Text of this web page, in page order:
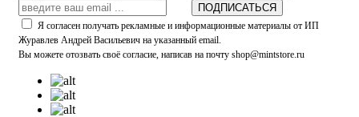
ПОДПИСАТЬСЯ
Я согласен получать рекламные и информационные материалы от ИП
Журавлев Андрей Васильевич на указанный email.
Вы можете отозвать своё согласие, написав на почту shop@mintstore.ru